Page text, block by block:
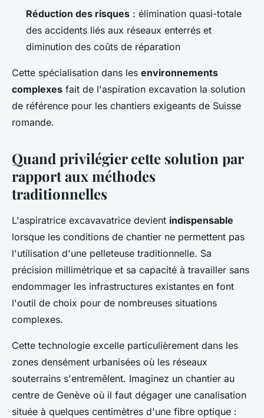
Réduction des risques : élimination quasi-totale
des accidents liés aux réseaux enterrés et
diminution des coûts de réparation
Cette spécialisation dans les environnements
complexes fait de l'aspiration excavation la solution
de référence pour les chantiers exigeants de Suisse
romande.
Quand privilégier cette solution par
rapport aux méthodes
traditionnelles
L'aspiratrice excavavatrice devient indispensable
lorsque les conditions de chantier ne permettent pas
l'utilisation d'une pelleteuse traditionnelle. Sa
précision millimétrique et sa capacité à travailler sans
endommager les infrastructures existantes en font
l'outil de choix pour de nombreuses situations
complexes.
Cette technologie excelle particulièrement dans les
zones densément urbanisées où les réseaux
souterrains s'entremêlent. Imaginez un chantier au
centre de Genève où il faut dégager une canalisation
située à quelques centimètres d'une fibre optique :